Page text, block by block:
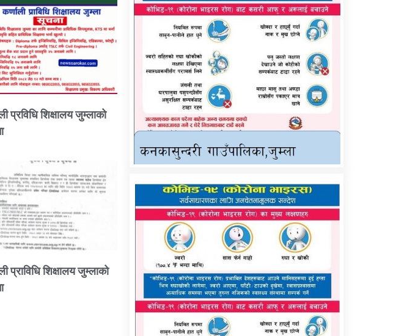
प्रविधि शिक्षालय जुम्लाको
प्राविधि शिक्षालय जुम्लाको